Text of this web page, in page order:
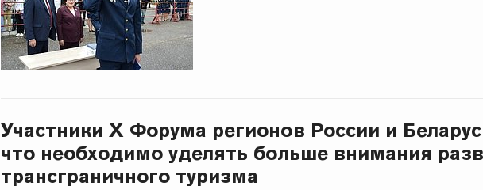
Участники Х Форума регионов России и
что необходимо уделять больше внимания
трансграничного туризма